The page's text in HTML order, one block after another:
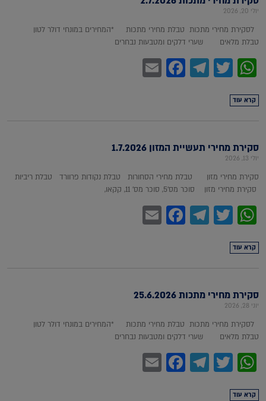
יולי 20, 2026
לסקירת מחירי מתכות טבלת מחירי מתכות *המחירים במונחי דולר לטון
טבלת מלאים שערי דלקים ומטבעות נבחרים
WhatsApp
Twitter
Telegram
Facebook
קרא עוד
סקירת מחירי תעשיית המזון 1.7.2026
יולי 13, 2026
סקירת מחירי מזון טבלת מחירי הסחורות טבלת נקודות פרוורד טבלת ריביות
סקירת מחירי מזון סוכר מס'5, סוכר מס' 11, קקאו,
WhatsApp
Twitter
Telegram
Facebook
קרא עוד
סקירת מחירי מתכות 25.6.2026
יוני 28, 2026
לסקירת מחירי מתכות טבלת מחירי מתכות *המחירים במונחי דולר לטון
טבלת מלאים שערי דלקים ומטבעות נבחרים
WhatsApp
Twitter
Telegram
Facebook
קרא עוד